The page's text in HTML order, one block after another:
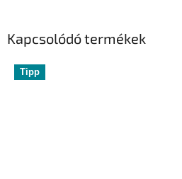
Kapcsolódó termékek
Tipp